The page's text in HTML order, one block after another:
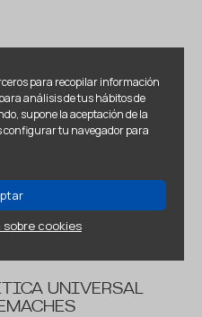
para recopilar información
análisis de tus hábitos de
supone la aceptación de la
configurar tu navegador para
cookies
UNIVERSAL